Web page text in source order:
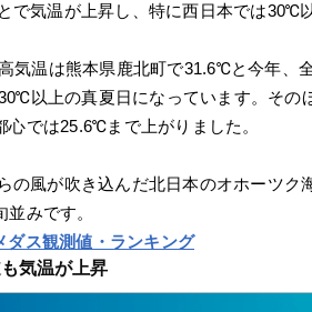
で気温が上昇し、特に西日本では30℃
気温は熊本県鹿北町で31.6℃と今年、
以上の真夏日になっています。その
では25.6℃まで上がりました。
の風が吹き込んだ北日本のオホーツ
みです。
ダス観測値・ランキング
気温が上昇